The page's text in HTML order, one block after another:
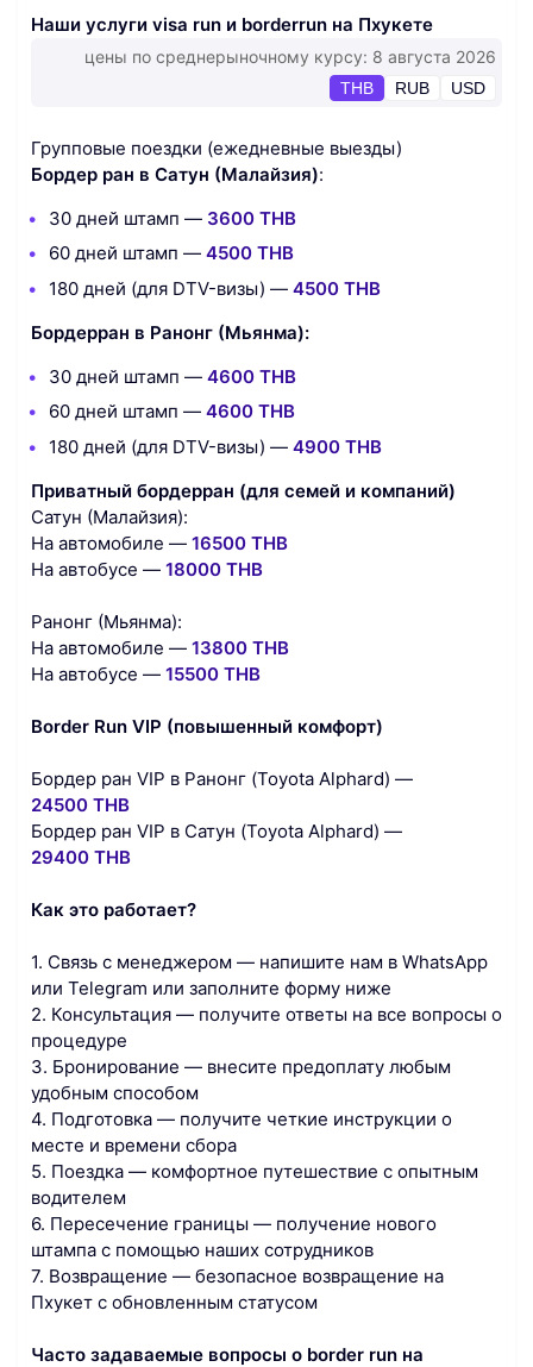
Наши услуги visa run и borderrun на Пхукете
цены по среднерыночному курсу: 8 августа 2026
THB RUB USD
Групповые поездки (ежедневные выезды)
Бордер ран в Сатун (Малайзия):
30 дней штамп — 3600 THB
60 дней штамп — 4500 THB
180 дней (для DTV-визы) — 4500 THB
Бордерран в Ранонг (Мьянма):
30 дней штамп — 4600 THB
60 дней штамп — 4600 THB
180 дней (для DTV-визы) — 4900 THB
Приватный бордерран (для семей и компаний)
Сатун (Малайзия):
На автомобиле — 16500 THB
На автобусе — 18000 THB
Ранонг (Мьянма):
На автомобиле — 13800 THB
На автобусе — 15500 THB
Border Run VIP (повышенный комфорт)
Бордер ран VIP в Ранонг (Toyota Alphard) —
24500 THB
Бордер ран VIP в Сатун (Toyota Alphard) —
29400 THB
Как это работает?
1. Связь с менеджером — напишите нам в WhatsApp
или Telegram или заполните форму ниже
2. Консультация — получите ответы на все вопросы о
процедуре
3. Бронирование — внесите предоплату любым
удобным способом
4. Подготовка — получите четкие инструкции о
месте и времени сбора
5. Поездка — комфортное путешествие с опытным
водителем
6. Пересечение границы — получение нового
штампа с помощью наших сотрудников
7. Возвращение — безопасное возвращение на
Пхукет с обновленным статусом
Часто задаваемые вопросы о border run на